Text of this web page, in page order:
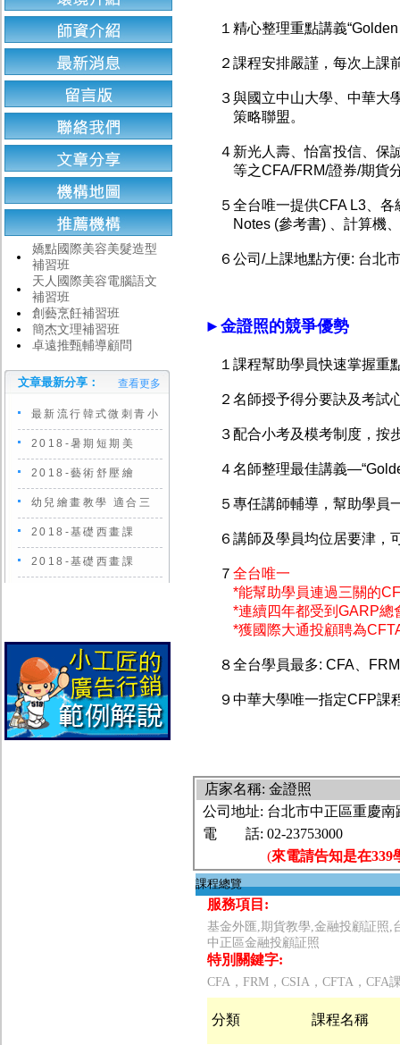
嬌點國際美容美髮造型
補習班
天人國際美容電腦語文
補習班
創藝烹飪補習班
簡杰文理補習班
卓遠推甄輔導顧問
文章最新分享： 查看更多
最新流行韓式微刺青小
2018-暑期短期美
2018-藝術舒壓繪
幼兒繪畫教學 適合三
2018-基礎西畫課
2018-基礎西畫課
１精心整理重點講義
２課程安排嚴謹，每次上課
３與國立中山大學、中華大
策略聯盟。
４新光人壽、怡富投信、保
等之CFA/FRM/證券/期貨
５全台唯一提供CFA L3、各
Notes (參考書) 、計算機、
６公司/上課地點方便: 台北
► 金證照的競爭優勢
１課程幫助學員快速掌握重
２名師授予得分要訣及考試
３配合小考及模考制度，按
４名師整理最佳講義
５專任講師輔導，幫助學員
６講師及學員均位居要津，
７ 全台唯一
*能幫助學員連過三關的
*連續四年都受到GARP總
*獲國際大通投顧聘為
８全台學員最多: CFA、
９中華大學唯一指定CFP課
店家名稱: 金證照
公司地址: 台北市中正區重慶南
電 話: 02-23753000
(來電請告知是在339
課程總覽
服務項目:
基金外匯,期貨教學,金融投顧証照,
中正區金融投顧証照
特別關鍵字:
CFA，FRM，CSIA，CFTA，CFA
分類 課程名稱